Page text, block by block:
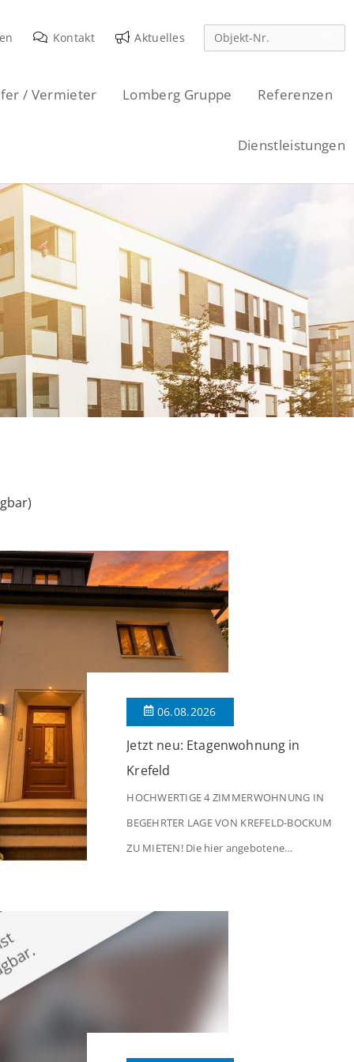
Kontakt Aktuelles
/ Vermieter Lomberg Gruppe Referenzen
Dienstleistungen
06.08.2026
Jetzt neu: Etagenwohnung in
Krefeld
HOCHWERTIGE 4 ZIMMERWOHNUNG IN
BEGEHRTER LAGE VON KREFELD-BOCKUM
ZU MIETEN! Die hier angebotene
in begehrter Wohnlage von Krefeld-Bockum.